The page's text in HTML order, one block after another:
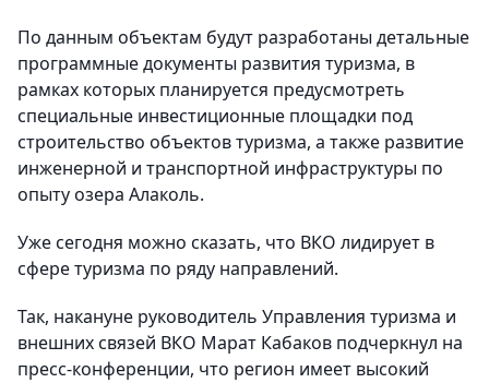
По данным объектам будут разработаны детальные
программные документы развития туризма, в
рамках которых планируется предусмотреть
специальные инвестиционные площадки под
строительство объектов туризма, а также развитие
инженерной и транспортной инфраструктуры по
опыту озера Алаколь.
Уже сегодня можно сказать, что ВКО лидирует в
сфере туризма по ряду направлений.
Так, накануне руководитель Управления туризма и
внешних связей ВКО Марат Кабаков подчеркнул на
пресс-конференции, что регион имеет высокий